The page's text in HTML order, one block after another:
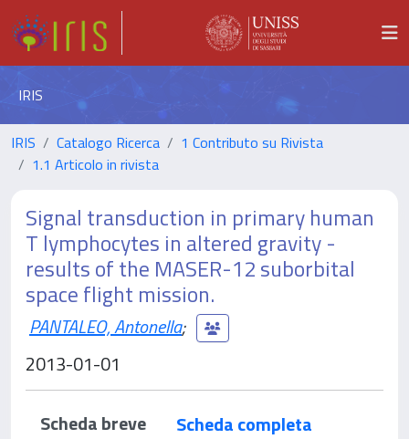
IRIS
IRIS Catalogo Ricerca
1 Contributo su Rivista
1.1 Articolo in rivista
Signal transduction in primary human
T lymphocytes in altered gravity -
results of the MASER-12 suborbital
space flight mission.
PANTALEO, Antonella;
2013-01-01
Scheda breve
Scheda completa